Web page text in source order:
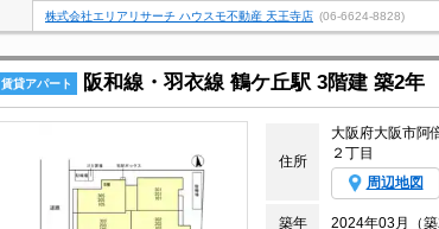
株式会社エリアリサーチ ハウスモ不動産 天王寺店 (06-6624-8828)
賃貸アパート 阪和線・羽衣線 鶴ケ丘駅 3階建 築2年
住所
大阪府大阪市阿
２丁目
周辺地図
築年 2024年03月（築